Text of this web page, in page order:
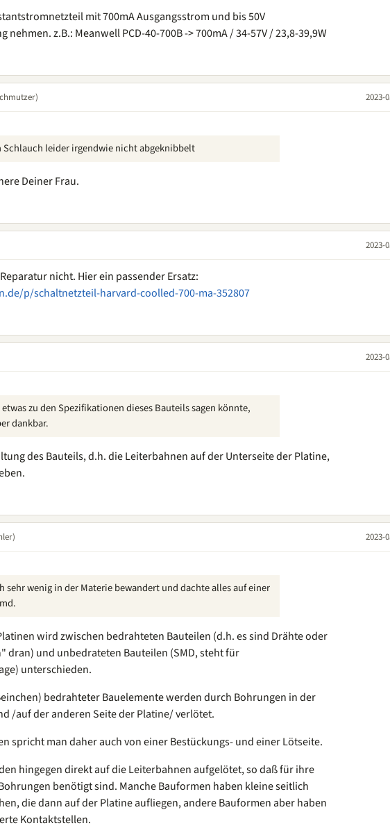
mit 700mA Ausgangsstrom und bis 50V
nehmen. z.B.: Meanwell PCD-40-700B -> 700mA / 34-57V / 23,8-39,9W
2023-
Schlauch leider irgendwie nicht abgeknibbelt
Deiner Frau.
2023-
nicht. Hier ein passender Ersatz:
p/schaltnetzteil-harvard-coolled-700-ma-352807
2023-
zu den Spezifikationen dieses Bauteils sagen könnte,
dankbar.
des Bauteils, d.h. die Leiterbahnen auf der Unterseite der Platine,
2023-
sehr wenig in der Materie bewandert und dachte alles auf einer
wird zwischen bedrahteten Bauteilen (d.h. es sind Drähte oder
dran) und unbedrateten Bauteilen (SMD, steht für
unterschieden.
bedrahteter Bauelemente werden durch Bohrungen in der
/auf der anderen Seite der Platine/ verlötet.
spricht man daher auch von einer Bestückungs- und einer Lötseite.
hingegen direkt auf die Leiterbahnen aufgelötet, so daß für ihre
benötigt sind. Manche Bauformen haben kleine seitlich
die dann auf der Platine aufliegen, andere Bauformen aber haben
Kontaktstellen.